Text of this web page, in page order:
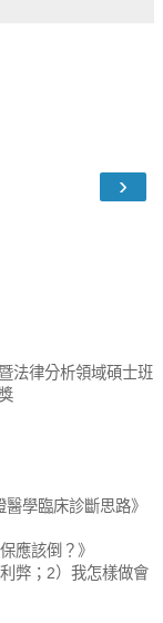
›
法律分析領域碩士班
學臨床診斷思路》
應該倒？》
弊；2）我怎樣做會